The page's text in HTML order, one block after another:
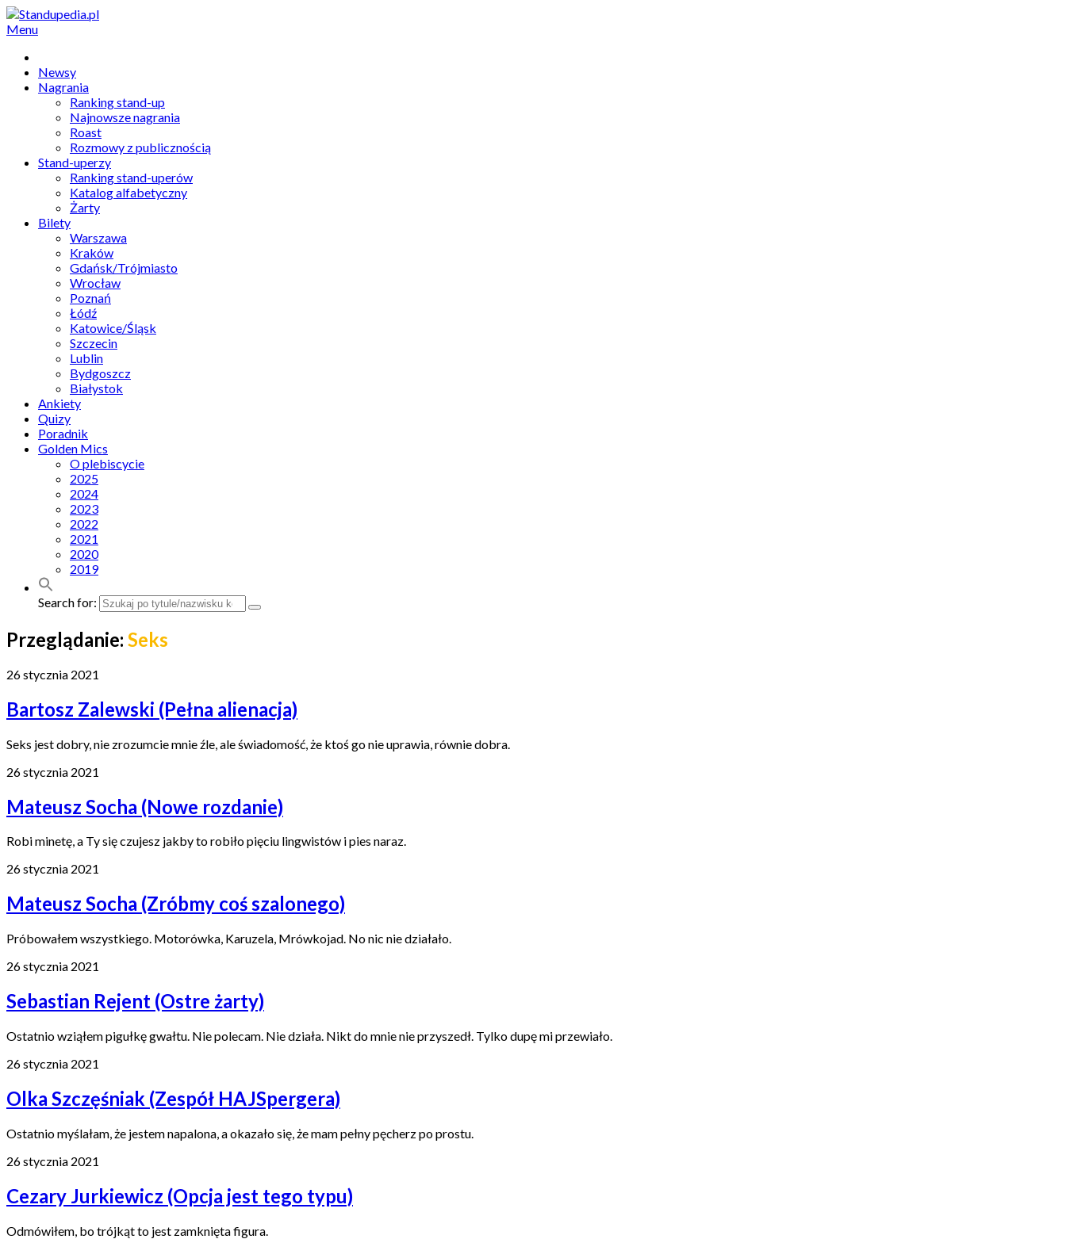
Menu
Newsy
Nagrania
Ranking stand-up
Najnowsze nagrania
Roast
Rozmowy z publicznością
Stand-uperzy
Ranking stand-uperów
Katalog alfabetyczny
Żarty
Bilety
Warszawa
Kraków
Gdańsk/Trójmiasto
Wrocław
Poznań
Łódź
Katowice/Śląsk
Szczecin
Lublin
Bydgoszcz
Białystok
Ankiety
Quizy
Poradnik
Golden Mics
O plebiscycie
2025
2024
2023
2022
2021
2020
2019
Search for:
Przeglądanie: Seks
26 stycznia 2021
Bartosz Zalewski (Pełna alienacja)
Seks jest dobry, nie zrozumcie mnie źle, ale świadomość, że ktoś go nie uprawia, równie dobra.
26 stycznia 2021
Mateusz Socha (Nowe rozdanie)
Robi minetę, a Ty się czujesz jakby to robiło pięciu lingwistów i pies naraz.
26 stycznia 2021
Mateusz Socha (Zróbmy coś szalonego)
Próbowałem wszystkiego. Motorówka, Karuzela, Mrówkojad. No nic nie działało.
26 stycznia 2021
Sebastian Rejent (Ostre żarty)
Ostatnio wziąłem pigułkę gwałtu. Nie polecam. Nie działa. Nikt do mnie nie przyszedł. Tylko dupę mi przewiało.
26 stycznia 2021
Olka Szczęśniak (Zespół HAJSpergera)
Ostatnio myślałam, że jestem napalona, a okazało się, że mam pełny pęcherz po prostu.
26 stycznia 2021
Cezary Jurkiewicz (Opcja jest tego typu)
Odmówiłem, bo trójkąt to jest zamknięta figura.